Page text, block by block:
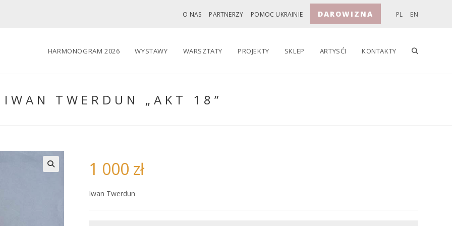
O NAS PARTNERZY POMOC UKRAINIE DAROWIZNA PL EN
HARMONOGRAM 2026 WYSTAWY WARSZTATY PROJEKTY SKLEP ARTYSĆI KONTAKTY TOGGLE
IWAN TWERDUN „AKT 18”
1 000 zł
Iwan Twerdun